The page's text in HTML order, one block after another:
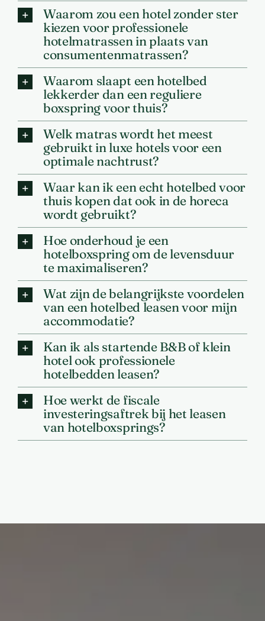
Waarom zou een hotel zonder ster
kiezen voor professionele
hotelmatrassen in plaats van
consumentenmatrassen?
Waarom slaapt een hotelbed
lekkerder dan een reguliere
boxspring voor thuis?
Welk matras wordt het meest
gebruikt in luxe hotels voor een
optimale nachtrust?
Waar kan ik een echt hotelbed voor
thuis kopen dat ook in de horeca
wordt gebruikt?
Hoe onderhoud je een
hotelboxspring om de levensduur
te maximaliseren?
Wat zijn de belangrijkste voordelen
van een hotelbed leasen voor mijn
accommodatie?
Kan ik als startende B&B of klein
hotel ook professionele
hotelbedden leasen?
Hoe werkt de fiscale
investeringsaftrek bij het leasen
van hotelboxsprings?